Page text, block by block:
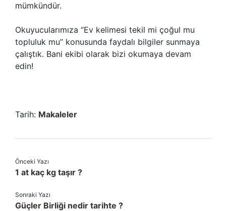
mümkündür.
Okuyucularımıza “Ev kelimesi tekil mi çoğul mu
topluluk mu” konusunda faydalı bilgiler sunmaya
çalıştık. Bani ekibi olarak bizi okumaya devam
edin!
Tarih: Makaleler
Önceki Yazı
1 at kaç kg taşır ?
Sonraki Yazı
Güçler Birliği nedir tarihte ?